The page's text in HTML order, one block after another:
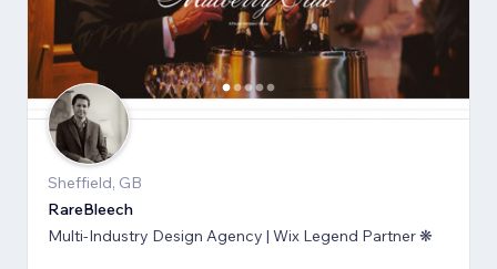
Sheffield, GB
RareBleech
Multi-Industry Design Agency | Wix Legend Partner ❋